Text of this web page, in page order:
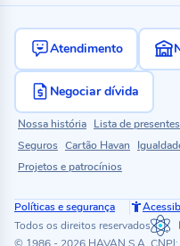
Atendimento
Negociar dívida
Nossa história Lista de presentes
Seguros Cartão Havan
Projetos e patrocínios
Políticas e segurança
Todos os direitos reservados